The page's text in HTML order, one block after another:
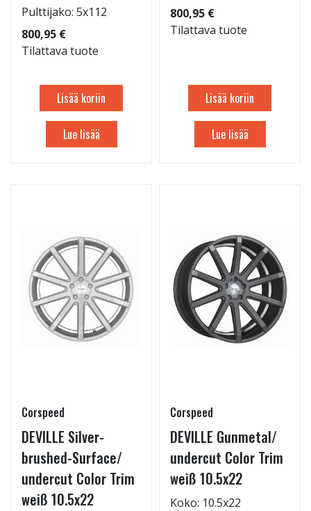
Pulttijako: 5x112
800,95 €
Tilattava tuote
Lisää koriin
Lue lisää
800,95 €
Tilattava tuote
Lisää koriin
Lue lisää
Corspeed
DEVILLE Silver-
brushed-Surface/
undercut Color Trim
weiß 10.5x22
Corspeed
DEVILLE Gunmetal/
undercut Color Trim
weiß 10.5x22
Koko: 10.5x22